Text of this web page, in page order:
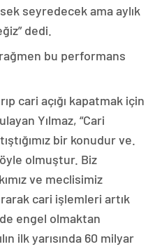
seyredecek ama aylık
dedi.
bu performans
cari açığı kapatmak için
Yılmaz, “Cari
bir konudur ve.
olmuştur. Biz
ve meclisimiz
cari işlemleri artık
engel olmaktan
ilk yarısında 60 milyar